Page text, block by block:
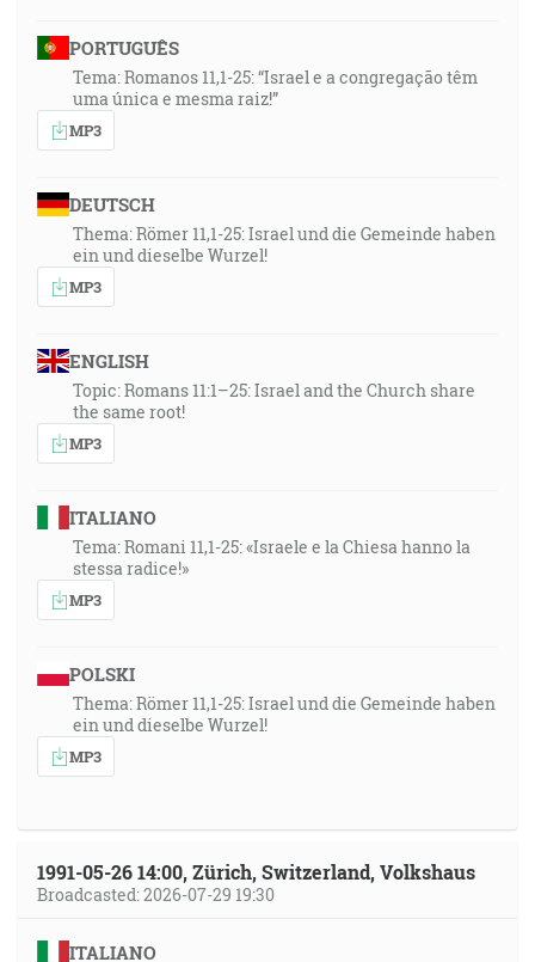
PORTUGUÊS
Tema: Romanos 11,1-25: “Israel e a congregação têm
uma única e mesma raiz!”
MP3
DEUTSCH
Thema: Römer 11,1-25: Israel und die Gemeinde haben
ein und dieselbe Wurzel!
MP3
ENGLISH
Topic: Romans 11:1–25: Israel and the Church share
the same root!
MP3
ITALIANO
Tema: Romani 11,1-25: «Israele e la Chiesa hanno la
stessa radice!»
MP3
POLSKI
Thema: Römer 11,1-25: Israel und die Gemeinde haben
ein und dieselbe Wurzel!
MP3
1991-05-26 14:00, Zürich, Switzerland, Volkshaus
Broadcasted: 2026-07-29 19:30
ITALIANO